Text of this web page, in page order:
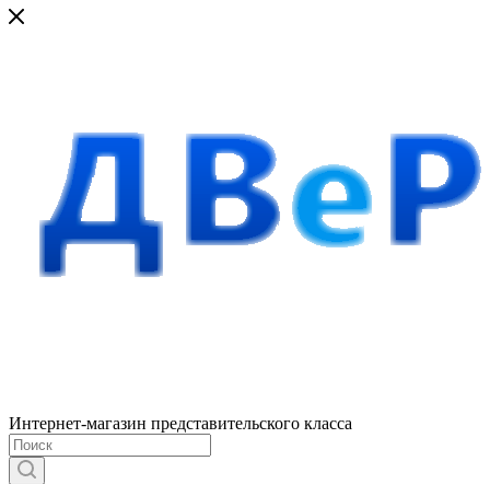
Интернет-магазин представительского класса